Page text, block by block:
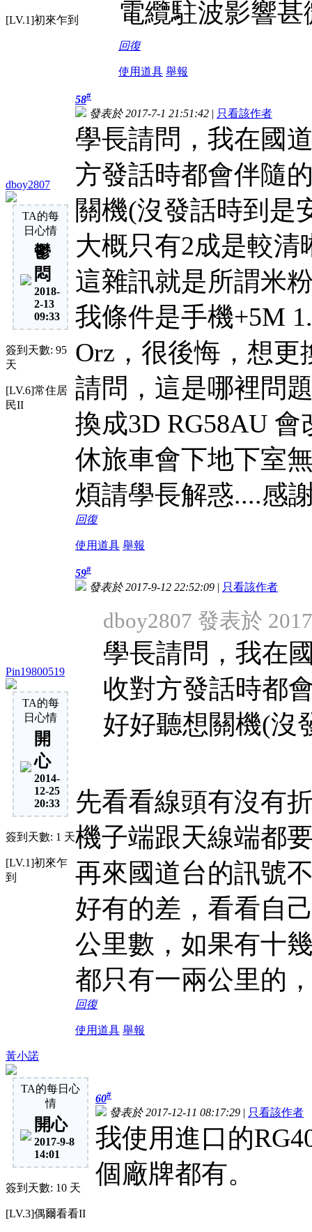
[LV.1]初來乍到 電纜駐波影響甚
回復
使用道具 舉報
dboy2807
TA的每
日心情
鬱
悶
2018-
2-13
09:33
簽到天數: 95
天
[LV.6]常住居
民II
58#
發表於 2017-7-1 21:51:42 | 只看該作者
學長請問，我在國
方發話時都會伴隨
關機(沒發話時到是
大概只有2成是較
這雜訊就是所謂米
我條件是手機+5M
Orz，很後悔，想更
請問，這是哪裡問
換成3D RG58AU
休旅車會下地下室
煩請學長解惑....感
回復
使用道具 舉報
Pin19800519
TA的每
日心情
開
心
2014-
12-25
20:33
簽到天數: 1 天
[LV.1]初來乍
到
59#
發表於 2017-9-12 22:52:09 | 只看該作者
dboy2807 發表於
學長請問，我在
收對方發話時都
好好聽想關機(沒
先看看線頭有沒有
機子端跟天線端都
再來國道台的訊號
好有的差，看看自
公里數，如果有十
都只有一兩公里的
回復
使用道具 舉報
黃小諾
TA的每日心
情
開心
2017-9-8
14:01
簽到天數: 10 天
[LV.3]偶爾看看II
60#
發表於 2017-12-11 08:17:29 | 只看該作者
我使用進口的
個廠牌都有。